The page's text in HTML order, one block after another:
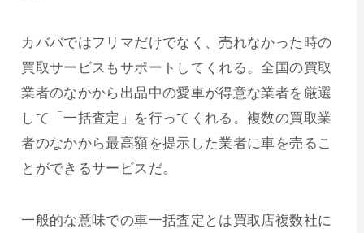
カババではフリマだけでなく、売れなかった時の
買取サービスもサポートしてくれる。全国の買取
業者のなかから出品中の愛車が得意な業者を厳選
して「一括査定」を行ってくれる。複数の買取業
者のなかから最高額を提示した業者に車を売るこ
とができるサービスだ。
一般的な意味での車一括査定とは買取店複数社に